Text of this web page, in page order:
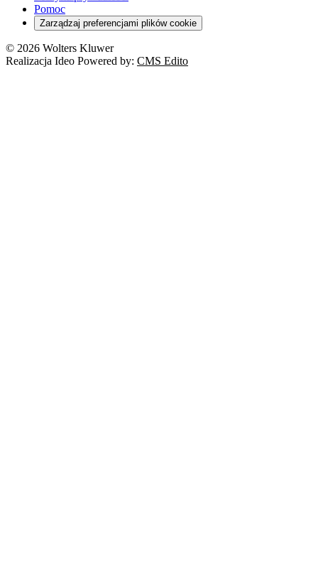
Cyberbezpieczeństwo
Franczyza
Prawo autorskie
RODO
Pomoc
Zarządzaj preferencjami plików cookie
© 2026 Wolters Kluwer
Realizacja Ideo Powered by: CMS Edito